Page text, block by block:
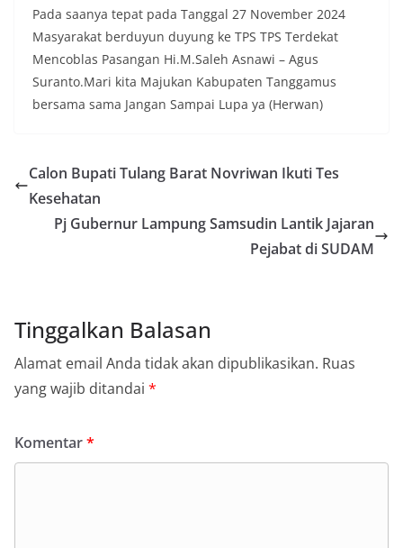
Pada saanya tepat pada Tanggal 27 November 2024
Masyarakat berduyun duyung ke TPS TPS Terdekat
Mencoblas Pasangan Hi.M.Saleh Asnawi – Agus
Suranto.Mari kita Majukan Kabupaten Tanggamus
bersama sama Jangan Sampai Lupa ya (Herwan)
Calon Bupati Tulang Barat Novriwan Ikuti Tes
Kesehatan
Pj Gubernur Lampung Samsudin Lantik Jajaran
Pejabat di SUDAM
Tinggalkan Balasan
Alamat email Anda tidak akan dipublikasikan. Ruas
yang wajib ditandai *
Komentar*